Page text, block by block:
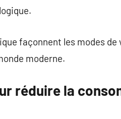
façonnent les modes
moderne.
réduire la